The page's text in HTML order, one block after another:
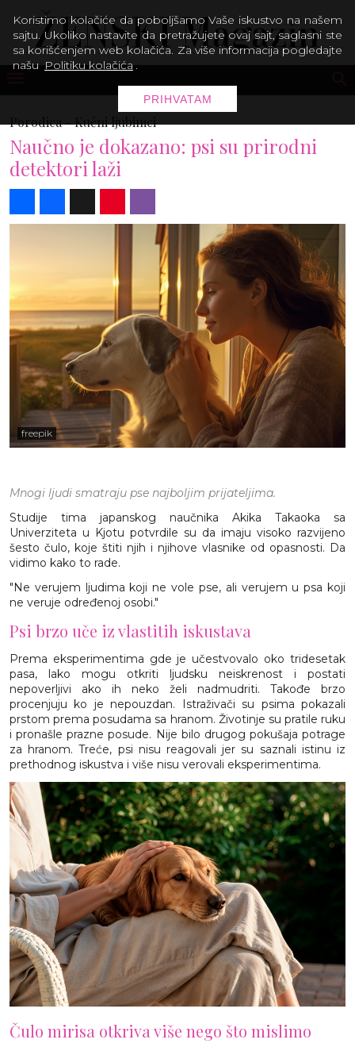
Porodica -Kućni ljubimci
Naučno je dokazano: psi su prirodni
detektori laži
freepik
Mnogi ljudi smatraju pse najboljim prijateljima.
Studije tima japanskog naučnika Akika Takaoka sa
Univerziteta u Kjotu potvrdile su da imaju visoko razvijeno
šesto čulo, koje štiti njih i njihove vlasnike od opasnosti. Da
vidimo kako to rade.
"Ne verujem ljudima koji ne vole pse, ali verujem u psa koji
ne veruje određenoj osobi."
Psi brzo uče iz vlastitih iskustava
Prema eksperimentima gde je učestvovalo oko tridesetak
pasa, lako mogu otkriti ljudsku neiskrenost i postati
nepoverljivi ako ih neko želi nadmudriti. Takođe brzo
procenjuju ko je nepouzdan. Istraživači su psima pokazali
prstom prema posudama sa hranom. Životinje su pratile ruku
i pronašle prazne posude. Nije bilo drugog pokušaja potrage
za hranom. Treće, psi nisu reagovali jer su saznali istinu iz
prethodnog iskustva i više nisu verovali eksperimentima.
Čulo mirisa otkriva više nego što mislimo
Koristimo kolačiće da poboljšamo Vaše iskustvo na našem
sajtu. Ukoliko nastavite da pretražujete ovaj sajt, saglasni ste
sa korišćenjem web kolačića. Za više informacija pogledajte
našu Politiku kolačića .
PRIHVATAM